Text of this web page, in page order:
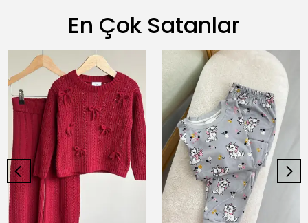
En Çok Satanlar